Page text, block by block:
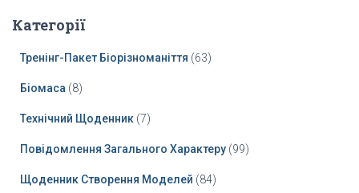
Категорії
Тренінг-Пакет Біорізноманіття (63)
Біомаса (8)
Технічний Щоденник (7)
Повідомлення Загального Характеру (99)
Щоденник Створення Моделей (84)